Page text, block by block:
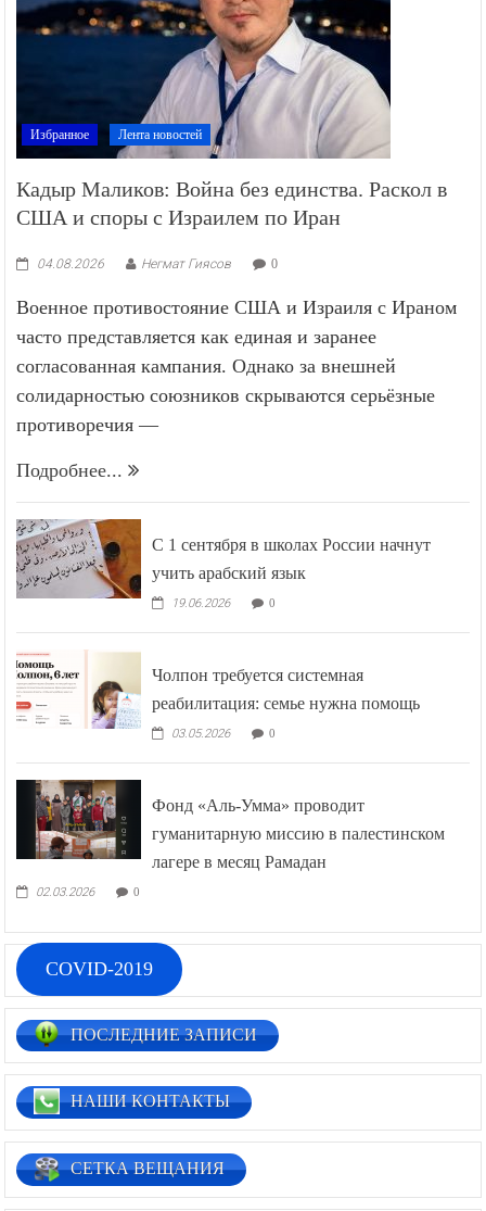
Избранное Лента новостей
Кадыр Маликов: Война без единства. Раскол в
США и споры с Израилем по Иран
04.08.2026 Негмат Гиясов 0
Военное противостояние США и Израиля с Ираном
часто представляется как единая и заранее
согласованная кампания. Однако за внешней
солидарностью союзников скрываются серьёзные
противоречия —
Подробнее...
С 1 сентября в школах России начнут
учить арабский язык
19.06.2026 0
Чолпон требуется системная
реабилитация: семье нужна помощь
03.05.2026 0
Фонд «Аль-Умма» проводит
гуманитарную миссию в палестинском
лагере в месяц Рамадан
02.03.2026 0
COVID-2019
ПОСЛЕДНИЕ ЗАПИСИ
НАШИ КОНТАКТЫ
СЕТКА ВЕЩАНИЯ